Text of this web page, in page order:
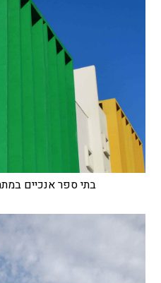
בתי ספר אנכיים